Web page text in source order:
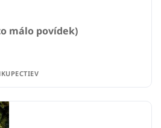
málo povídek)